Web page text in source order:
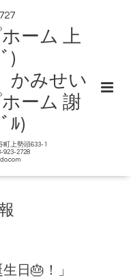
ーム 上
ﾞ)
かみせい
ーム 謝
ﾙ)
上勢頭633-1
923-2728
日🎂！」